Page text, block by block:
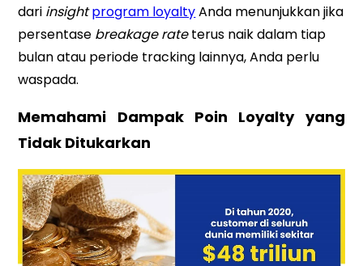
dari insightprogram loyaltyAnda menunjukkan jika
persentase breakage rateterus naik dalam tiap
bulan atau periode tracking lainnya, Anda perlu
waspada.
Memahami Dampak Poin Loyalty yang
Tidak Ditukarkan